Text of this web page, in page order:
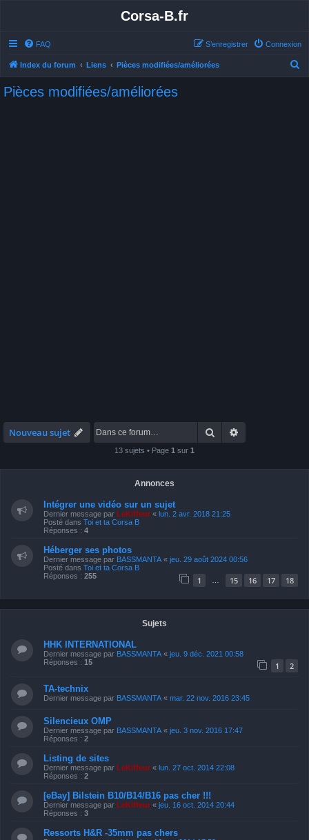
Corsa-B.fr
FAQ Connexion
S’enregistrer
Index du forum Liens Pièces modifiées/améliorées
Pièces modifiées/améliorées
Nouveau sujet Rechercher
13 sujets • Page 1 sur 1
Annonces
Intégrer une vidéo sur un sujet
Dernier message par LeKiffeur « lun. 2 avr. 2018 21:25
Posté dans Toi et ta Corsa B
Réponses : 4
Héberger ses photos
Dernier message par BASSMANTA « jeu. 29 août 2024 00:56
Posté dans Toi et ta Corsa B
Réponses : 255 1 15 16 17 18
Sujets
HHK INTERNATIONAL
Dernier message par BASSMANTA « jeu. 9 déc. 2021 00:58
Réponses : 15 1 2
TA-technix
Dernier message par BASSMANTA « mar. 22 nov. 2016 23:45
Silencieux OMP
Dernier message par BASSMANTA « jeu. 3 nov. 2016 17:47
Réponses : 2
Listing de sites
Dernier message par LeKiffeur « lun. 27 oct. 2014 22:08
Réponses : 2
[eBay] Bilstein B10/B14/B16 pas cher !!!
Dernier message par LeKiffeur « jeu. 16 oct. 2014 20:44
Réponses : 3
Ressorts H&R -35mm pas chers